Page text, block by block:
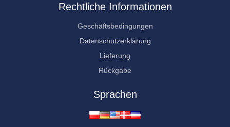
Rechtliche Informationen
Geschäftsbedingungen
Datenschutzerklärung
Lieferung
Rückgabe
Sprachen